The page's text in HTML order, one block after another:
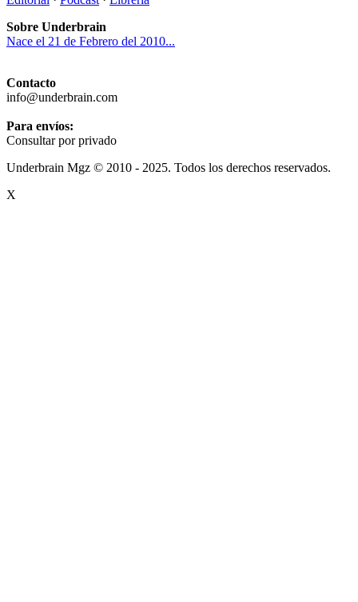
Sobre Underbrain
Nace el 21 de Febrero del 2010...
Contacto
info@underbrain.com
Para envíos:
Consultar por privado
Underbrain Mgz © 2010 - 2025. Todos los derechos reservados.
X